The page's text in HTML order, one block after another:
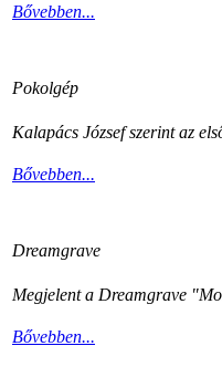
Bővebben...
Pokolgép
Kalapács József szerint az
Bővebben...
Dreamgrave
Megjelent a Dreamgrave
Bővebben...